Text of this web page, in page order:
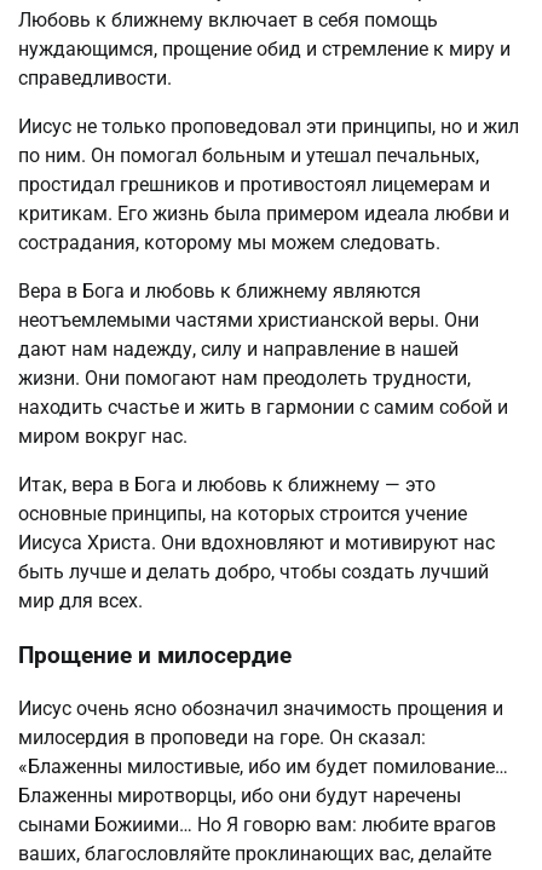
Любовь к ближнему включает в себя помощь
нуждающимся, прощение обид и стремление к миру и
справедливости.
Иисус не только проповедовал эти принципы, но и жил
по ним. Он помогал больным и утешал печальных,
простидал грешников и противостоял лицемерам и
критикам. Его жизнь была примером идеала любви и
сострадания, которому мы можем следовать.
Вера в Бога и любовь к ближнему являются
неотъемлемыми частями христианской веры. Они
дают нам надежду, силу и направление в нашей
жизни. Они помогают нам преодолеть трудности,
находить счастье и жить в гармонии с самим собой и
миром вокруг нас.
Итак, вера в Бога и любовь к ближнему — это
основные принципы, на которых строится учение
Иисуса Христа. Они вдохновляют и мотивируют нас
быть лучше и делать добро, чтобы создать лучший
мир для всех.
Прощение и милосердие
Иисус очень ясно обозначил значимость прощения и
милосердия в проповеди на горе. Он сказал:
«Блаженны милостивые, ибо им будет помилование…
Блаженны миротворцы, ибо они будут наречены
сынами Божиими… Но Я говорю вам: любите врагов
ваших, благословляйте проклинающих вас, делайте